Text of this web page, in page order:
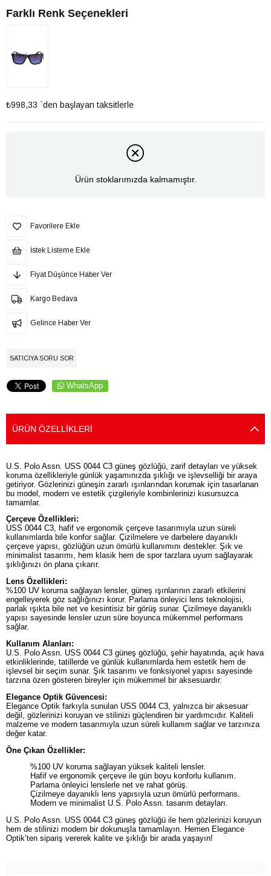
Farklı Renk Seçenekleri
Tükendi
₺998,33 `den başlayan taksitlerle
Ürün stoklarımızda kalmamıştır.
Favorilere Ekle
İstek Listeme Ekle
Fiyat Düşünce Haber Ver
Kargo Bedava
Gelince Haber Ver
SATICIYA SORU SOR
WhatsApp
ÜRÜN ÖZELLIKLERI
U.S. Polo Assn. USS 0044 C3 güneş gözlüğü, zarif detayları ve yüksek
koruma özellikleriyle günlük yaşamınızda şıklığı ve işlevselliği bir araya
getiriyor. Gözlerinizi güneşin zararlı ışınlarından korumak için tasarlanan
bu model, modern ve estetik çizgileriyle kombinlerinizi kusursuzca
tamamlar.
Çerçeve Özellikleri:
USS 0044 C3, hafif ve ergonomik çerçeve tasarımıyla uzun süreli
kullanımlarda bile konfor sağlar. Çizilmelere ve darbelere dayanıklı
çerçeve yapısı, gözlüğün uzun ömürlü kullanımını destekler. Şık ve
minimalist tasarımı, hem klasik hem de spor tarzlara uyum sağlayarak
şıklığınızı ön plana çıkarır.
Lens Özellikleri:
%100 UV koruma sağlayan lensler, güneş ışınlarının zararlı etkilerini
engelleyerek göz sağlığınızı korur. Parlama önleyici lens teknolojisi,
parlak ışıkta bile net ve kesintisiz bir görüş sunar. Çizilmeye dayanıklı
yapısı sayesinde lensler uzun süre boyunca mükemmel performans
sağlar.
Kullanım Alanları:
U.S. Polo Assn. USS 0044 C3 güneş gözlüğü, şehir hayatında, açık hava
etkinliklerinde, tatillerde ve günlük kullanımlarda hem estetik hem de
işlevsel bir seçim sunar. Şık tasarımı ve fonksiyonel yapısı sayesinde
tarzına özen gösteren bireyler için mükemmel bir aksesuardır.
Elegance Optik Güvencesi:
Elegance Optik farkıyla sunulan USS 0044 C3, yalnızca bir aksesuar
değil, gözlerinizi koruyan ve stilinizi güçlendiren bir yardımcıdır. Kaliteli
malzeme ve modern tasarımıyla uzun süreli kullanım sağlar ve tarzınıza
değer katar.
Öne Çıkan Özellikler:
%100 UV koruma sağlayan yüksek kaliteli lensler.
Hafif ve ergonomik çerçeve ile gün boyu konforlu kullanım.
Parlama önleyici lenslerle net ve rahat görüş.
Çizilmeye dayanıklı lens yapısıyla uzun ömürlü performans.
Modern ve minimalist U.S. Polo Assn. tasarım detayları.
U.S. Polo Assn. USS 0044 C3 güneş gözlüğü ile hem gözlerinizi koruyun
hem de stilinizi modern bir dokunuşla tamamlayın. Hemen Elegance
Optik’ten sipariş vererek kalite ve şıklığı bir arada yaşayın!